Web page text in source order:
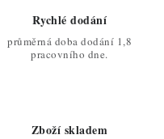
Rychlé dodání
průměrná doba dodání 1,8
pracovního dne.
Zboží skladem